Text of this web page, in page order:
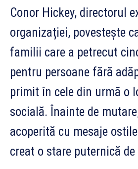
Conor Hickey, directorul
organizației, povestește
familii care a petrecut
pentru persoane fără
primit în cele din urmă o
socială. Înainte de
acoperită cu mesaje
creat o stare puternică de